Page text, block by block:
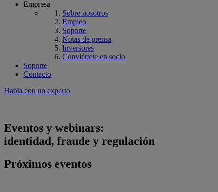
Empresa
Sobre nosotros
Empleo
Soporte
Notas de prensa
Inversores
Conviértete en socio
Soporte
Contacto
Habla con un experto
Eventos y webinars:
identidad, fraude y regulación
Próximos eventos